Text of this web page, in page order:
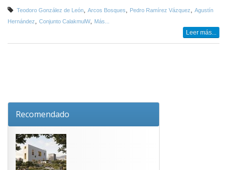
Teodoro González de León Arcos Bosques Pedro Ramírez Vázquez
Agustín
Hernández
Conjunto CalakmulW, Más...
Leer más...
Recomendado